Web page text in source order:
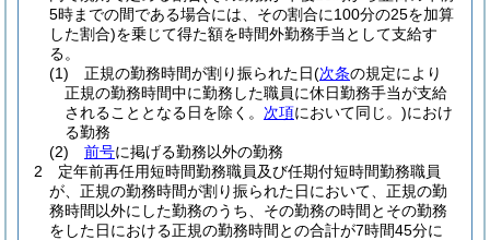
5時までの間である場合には、その割合に100分の25を加算
した割合)を乗じて得た額を時間外勤務手当として支給す
る。
(1)
正規の勤務時間が割り振られた日(次条の規定により
正規の勤務時間中に勤務した職員に休日勤務手当が支給
されることとなる日を除く。 次項において同じ。)におけ
る勤務
(2)
前号に掲げる勤務以外の勤務
2
定年前再任用短時間勤務職員及び任期付短時間勤務職員
が、正規の勤務時間が割り振られた日において、正規の勤
務時間以外にした勤務のうち、その勤務の時間とその勤務
をした日における正規の勤務時間との合計が7時間45分に